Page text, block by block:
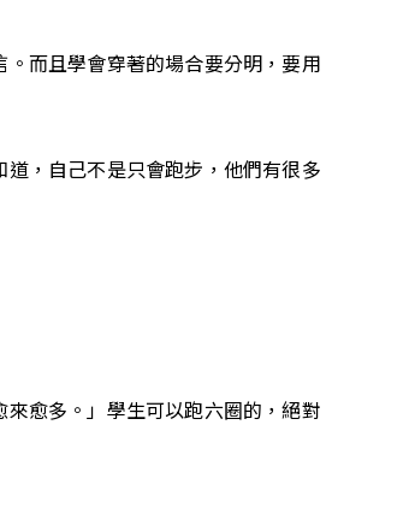
而且學會穿著的場合要分明，要用
，自己不是只會跑步，他們有很多
愈多。」學生可以跑六圈的，絕對